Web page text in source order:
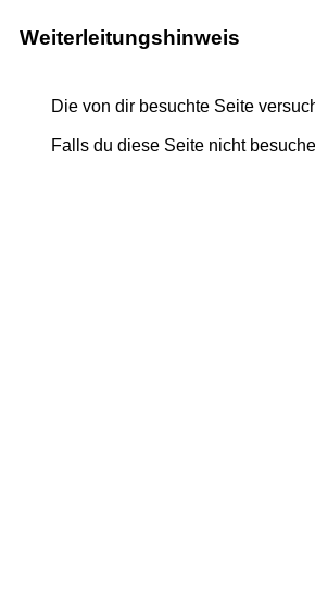
Weiterleitungshinweis
Die von dir besuchte Seite
Falls du diese Seite nicht